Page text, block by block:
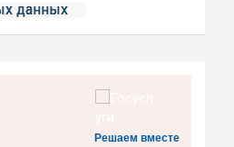
данных
Решаем вместе